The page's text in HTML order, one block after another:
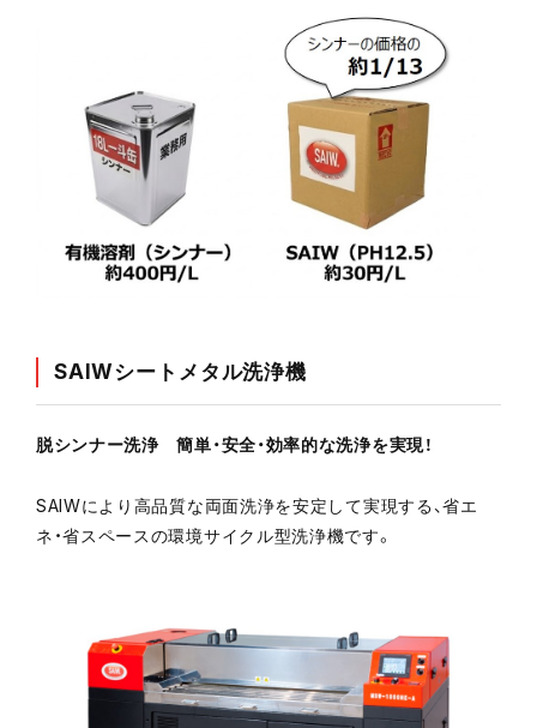
SAIWシートメタル洗浄機
脱シンナー洗浄 簡単・安全・効率的な洗浄を実現！
SAIWにより高品質な両面洗浄を安定して実現する、省エ
ネ・省スペースの環境サイクル型洗浄機です。